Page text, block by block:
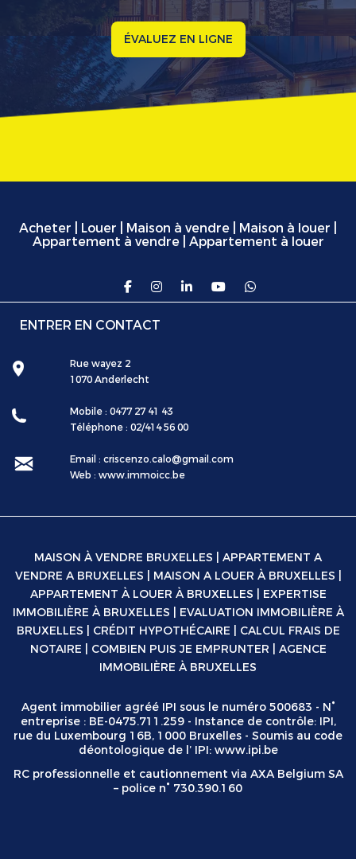
ÉVALUEZ EN LIGNE
Acheter Louer Maison à vendre Maison à louer
Appartement à vendre| Appartement à louer
ENTRER EN CONTACT
Rue wayez 2
1070 Anderlecht
Mobile : 0477 27 41 43
Téléphone : 02/414 56 00
Email : criscenzo.calo@gmail.com
Web : www.immoicc.be
MAISON À VENDRE BRUXELLES
APPARTEMENT A
VENDRE A BRUXELLES
MAISON A LOUER À BRUXELLES
APPARTEMENT À LOUER À BRUXELLES
EXPERTISE
IMMOBILIÈRE À BRUXELLES
EVALUATION IMMOBILIÈRE À
BRUXELLES
CRÉDIT HYPOTHÉCAIRE
CALCUL FRAIS DE
NOTAIRE
COMBIEN PUIS JE EMPRUNTER
AGENCE
IMMOBILIÈRE À BRUXELLES
Agent immobilier agréé IPI sous le numéro 500683 - N°
entreprise : BE-0475.711.259 - Instance de contrôle: IPI,
rue du Luxembourg 16B, 1000 Bruxelles - Soumis au code
déontologique de l’ IPI: www.ipi.be
RC professionnelle et cautionnement via AXA Belgium SA
– police n° 730.390.160